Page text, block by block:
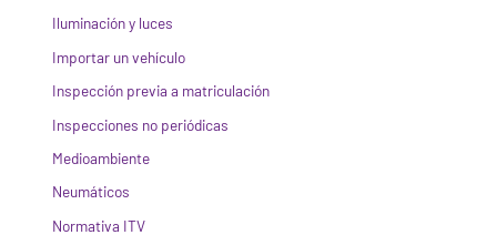
Iluminación y luces
Importar un vehículo
Inspección previa a matriculación
Inspecciones no periódicas
Medioambiente
Neumáticos
Normativa ITV